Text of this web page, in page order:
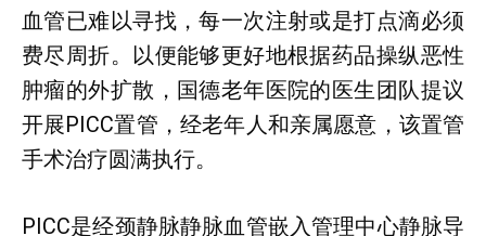
血管已难以寻找，每一次注射或是打点滴必须
费尽周折。以便能够更好地根据药品操纵恶性
肿瘤的外扩散，国德老年医院的医生团队提议
开展PICC置管，经老年人和亲属愿意，该置管
手术治疗圆满执行。
PICC是经颈静脉静脉血管嵌入管理中心静脉导